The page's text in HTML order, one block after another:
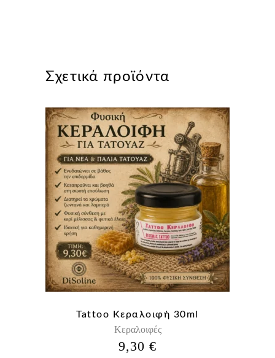
Σχετικά προϊόντα
Tattoo Κεραλοιφή 30ml
Κεραλοιφές
9,30€